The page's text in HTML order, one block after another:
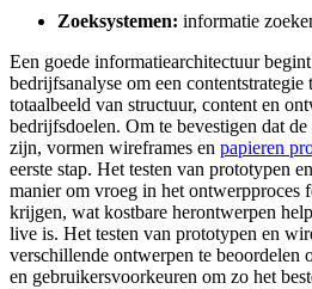
Zoeksystemen: informatie
Een goede informatiearchitectuur
bedrijfsanalyse om een
totaalbeeld van structuur, content en
bedrijfsdoelen. Om te bevestigen dat
zijn, vormen wireframes en papieren
eerste stap. Het testen van prototypen
manier om vroeg in het ontwerpproces
krijgen, wat kostbare herontwerpen
live is. Het testen van prototypen en
verschillende ontwerpen te beoordelen
en gebruikersvoorkeuren om zo het